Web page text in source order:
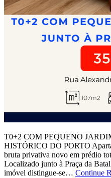
T0+2 COM PEQUENO
HISTÓRICO DO PORTO
bruta privativa novo em prédio
Localizado junto à Praça da
imóvel distingue-se… Continue